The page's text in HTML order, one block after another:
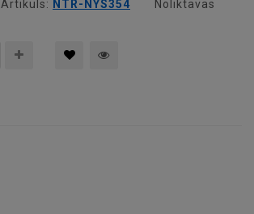
Artikuls: NTR-NYS354
Noliktavas